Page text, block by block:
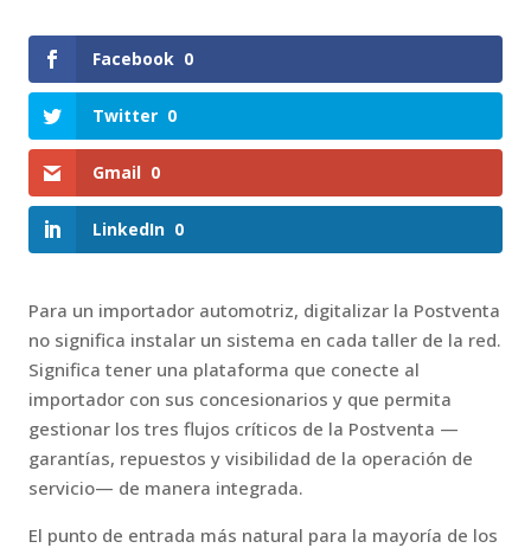
Facebook 0
Twitter 0
Gmail 0
LinkedIn 0
Para un importador automotriz, digitalizar la Postventa
no significa instalar un sistema en cada taller de la red.
Significa tener una plataforma que conecte al
importador con sus concesionarios y que permita
gestionar los tres flujos críticos de la Postventa —
garantías, repuestos y visibilidad de la operación de
servicio— de manera integrada.
El punto de entrada más natural para la mayoría de los